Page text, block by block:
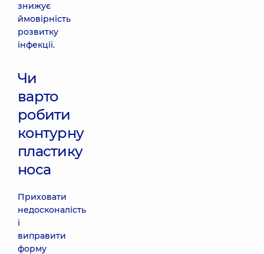
знижує
ймовірність
розвитку
інфекції.
Чи
варто
робити
контурну
пластику
носа
Приховати
недосконалість
і
виправити
форму